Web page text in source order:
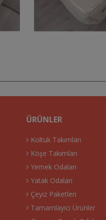
ÜRÜNLER
Koltuk Takımları
Köşe Takımları
Yemek Odaları
Yatak Odaları
Çeyiz Paketleri
Tamamlayıcı Ürünler